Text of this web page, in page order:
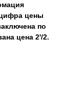
цены
по
цена 2'/2.